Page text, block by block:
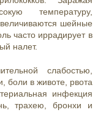
температуру,
шейные
часто иррадирует в
налет.
слабостью,
боли в животе, рвота
инфекция
трахею, бронхи и